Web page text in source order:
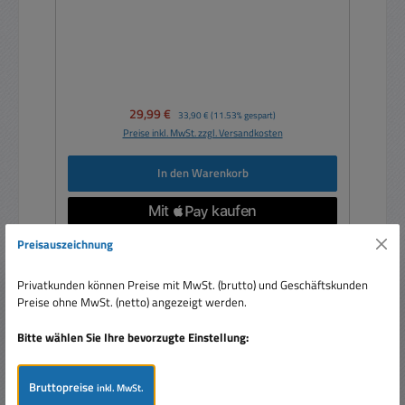
Verkaufspreis:
29,99 € Regulärer Preis:
33,90 € (11.53% gespart)
Preise inkl. MwSt. zzgl. Versandkosten
In den Warenkorb
%Rabatt
Preisauszeichnung
Privatkunden können Preise mit MwSt. (brutto) und Geschäftskunden
Preise ohne MwSt. (netto) angezeigt werden.
Bitte wählen Sie Ihre bevorzugte Einstellung:
Bruttopreiseinkl. MwSt.